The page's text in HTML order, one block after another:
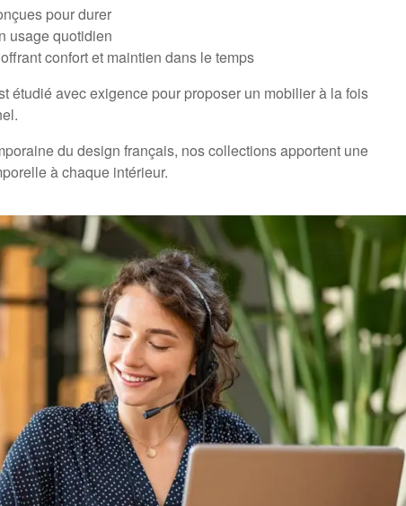
pour durer
usage quotidien
confort et maintien dans le temps
étudié avec exigence pour proposer un mobilier à la fois
du design français, nos collections apportent une
à chaque intérieur.